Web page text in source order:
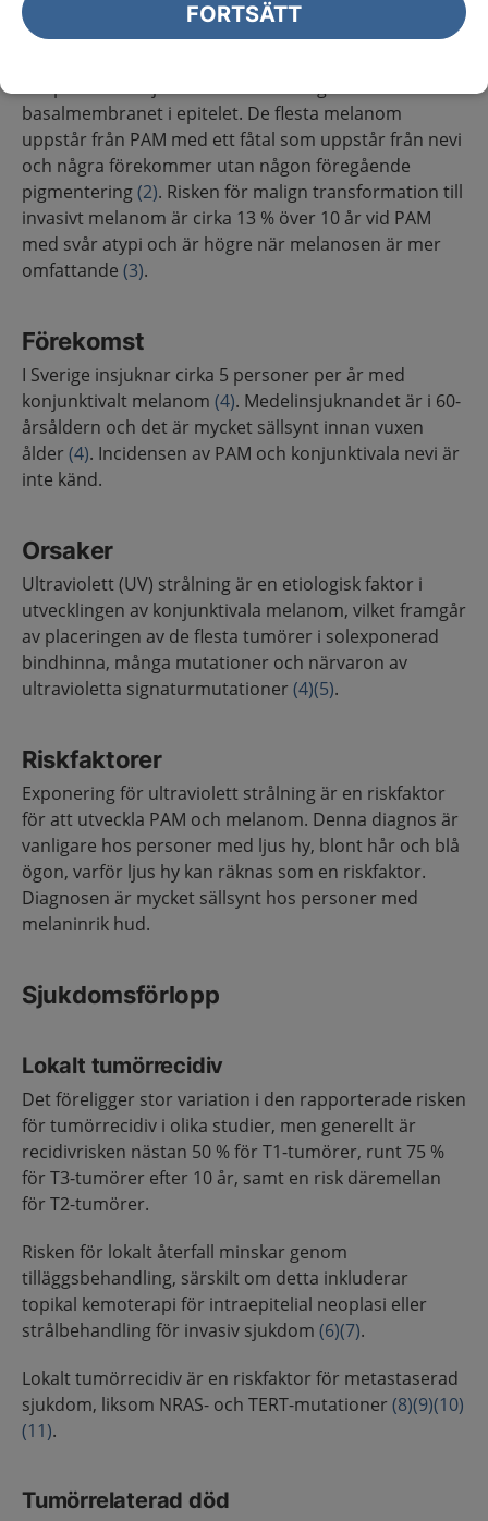
FORTSÄTT
neoplasier i konjunktiva.
basalmembranet i epitelet. De flesta melanom
uppstår från PAM med ett fåtal som uppstår från nevi
och några förekommer utan någon föregående
pigmentering(2). Risken för malign transformation till
invasivt melanom är cirka 13 % över 10 år vid PAM
med svår atypi och är högre när melanosen är mer
omfattande (3).
Förekomst
I Sverige insjuknar cirka 5 personer per år med
konjunktivalt melanom (4). Medelinsjuknandet är i 60-
årsåldern och det är mycket sällsynt innan vuxen
ålder (4). Incidensen av PAM och konjunktivala nevi är
inte känd.
Orsaker
Ultraviolett (UV) strålning är en etiologisk faktor i
utvecklingen av konjunktivala melanom, vilket framgår
av placeringen av de flesta tumörer i solexponerad
bindhinna, många mutationer och närvaron av
ultravioletta signaturmutationer (4)(5).
Riskfaktorer
Exponering för ultraviolett strålning är en riskfaktor
för att utveckla PAM och melanom. Denna diagnos är
vanligare hos personer med ljus hy, blont hår och blå
ögon, varför ljus hy kan räknas som en riskfaktor.
Diagnosen är mycket sällsynt hos personer med
melaninrik hud.
Sjukdomsförlopp
Lokalt tumörrecidiv
Det föreligger stor variation i den rapporterade risken
för tumörrecidiv i olika studier, men generellt är
recidivrisken nästan 50 % för T1-tumörer, runt 75 %
för T3-tumörer efter 10 år, samt en risk däremellan
för T2-tumörer.
Risken för lokalt återfall minskar genom
tilläggsbehandling, särskilt om detta inkluderar
topikal kemoterapi för intraepitelial neoplasi eller
strålbehandling för invasiv sjukdom (6)(7).
Lokalt tumörrecidiv är en riskfaktor för metastaserad
sjukdom, liksom NRAS- och TERT-mutationer (8)(9)(10)
(11).
Tumörrelaterad död